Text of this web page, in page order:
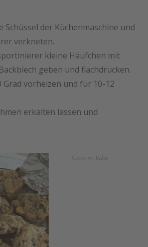
Schüssel der Küchenmaschine und
verkneten.
kleine Häufchen mit
geben und flachdrücken.
Grad vorheizen und für 10-12
erkalten lassen und
Kekse